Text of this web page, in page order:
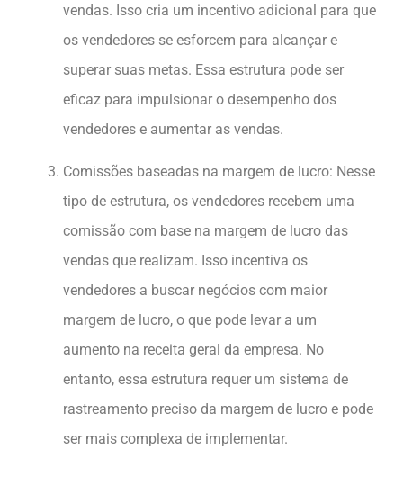
vendas. Isso cria um incentivo adicional para que
os vendedores se esforcem para alcançar e
superar suas metas. Essa estrutura pode ser
eficaz para impulsionar o desempenho dos
vendedores e aumentar as vendas.
Comissões baseadas na margem de lucro: Nesse
tipo de estrutura, os vendedores recebem uma
comissão com base na margem de lucro das
vendas que realizam. Isso incentiva os
vendedores a buscar negócios com maior
margem de lucro, o que pode levar a um
aumento na receita geral da empresa. No
entanto, essa estrutura requer um sistema de
rastreamento preciso da margem de lucro e pode
ser mais complexa de implementar.